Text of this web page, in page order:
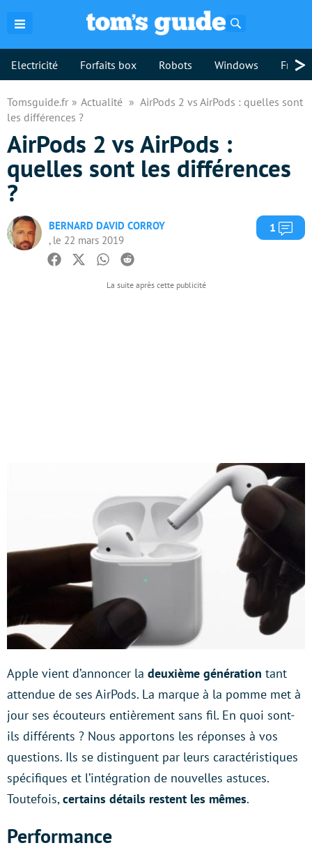
Electricité Forfaits box Robots Windows >
Tomsguide.fr Actualité
AirPods 2 vs AirPods : quelles sont
les différences ?
AirPods 2 vs AirPods :
quelles sont les différences
?
BERNARD DAVID CORROY
, le 22 mars 2019
1
Facebook
TwitterWhatsapp
Reddit
Apple vient d’annoncer la deuxième génération tant
attendue de ses AirPods. La marque à la pomme met à
jour ses écouteurs entièrement sans fil. En quoi sont-
ils différents ? Nous apportons les réponses à vos
questions. Ils se distinguent par leurs caractéristiques
spécifiques et l’intégration de nouvelles astuces.
Toutefois,certains détails restent les mêmes.
Performance